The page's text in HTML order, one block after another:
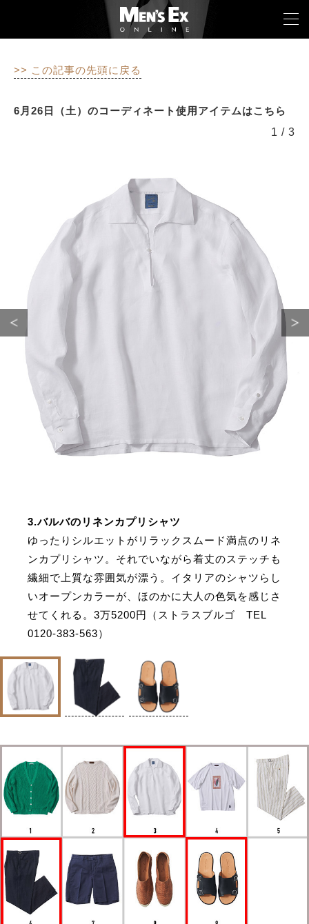
>> この記事の先頭に戻る
6月26日（土）のコーディネート使用アイテムはこちら
3.バルバのリネンカプリシャツ
ゆったりシルエットがリラックスムード満点のリネ
ンカプリシャツ。それでいながら着丈のステッチも
繊細で上質な雰囲気が漂う。イタリアのシャツらし
いオープンカラーが、ほのかに大人の色気を感じさ
せてくれる。3万5200円（ストラスブルゴ TEL
0120-383-563）
1 / 3
FASHION
COLUMN
MAGAZINE